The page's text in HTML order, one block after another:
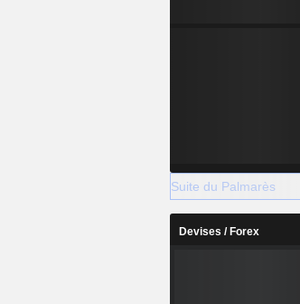
Suite du Palmarès
Devises / Forex